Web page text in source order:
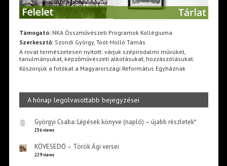
Támogató:NKA Összművészeti Programok Kollégiuma
Szerkesztő:Szondi György, Toót-Holló Tamás
A rovat természetesen nyitott: várjuk szépirodalmi művüket,
tanulmányukat, képzőművészeti alkotásukat, hozzászólásukat.
Köszönjük a fotókat a Magyarországi Református Egyháznak
A hónap legolvasottabb bejegyzései
Györgyi Csaba: Lépések könyve (napló) – újabb részletek*
256 views
KÖVESEDŐ – Török Ági versei
229 views